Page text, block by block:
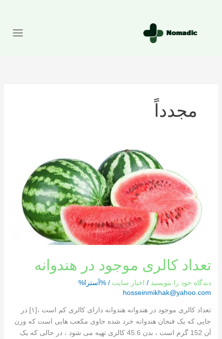
مجدداً
تعداد کالری موجود در هندوانه
دیدگاه‌ خود را بنویسید / اخبار سایت / %آسترا%
hosseinmikhak@yahoo.com
تعداد کالری موجود در هندوانه هندوانه دارای کالری کم است ،[١] در
جایی که یک فنجان هندوانه خرد شده حاوی مکعب هایی است که وزن
آن 152 گرم است ، بدن 45.6 کالری تهیه می شود ، در حالی که یک
هندوانه